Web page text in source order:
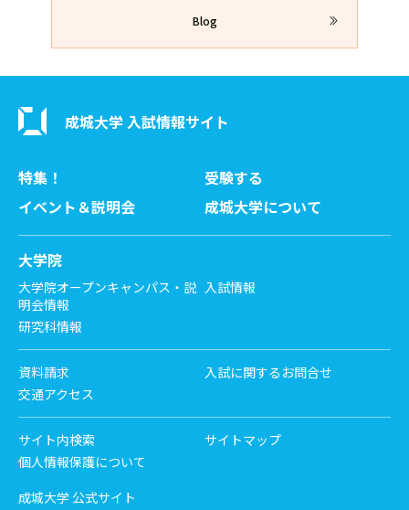
Blog
成城大学 入試情報サイト
特集！
受験する
イベント＆説明会
成城大学について
大学院
大学院オープンキャンパス・説
明会情報
入試情報
研究科情報
資料請求
入試に関するお問合せ
交通アクセス
サイト内検索
サイトマップ
個人情報保護について
成城大学 公式サイト